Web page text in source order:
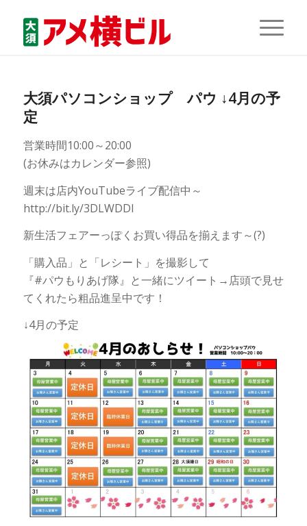
大須パソコンショップ パウ ↓4月の予
定
営業時間10:00～20:00
(お休みはカレンダー参照)
週末は店内YouTubeライブ配信中～
http://bit.ly/3DLWDDI
新生活フェアーっぽくお買い得品を揃えます～(?)
「購入品」と「レシート」を撮影して
『#パウもりあげ隊』と一緒にツイート→店頭で見せ
てくれたら粗品進呈中です！
↓4月の予定